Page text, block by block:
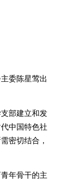
委陈星莺出
部建立和发
中国特色社
密切结合，
年骨干的主